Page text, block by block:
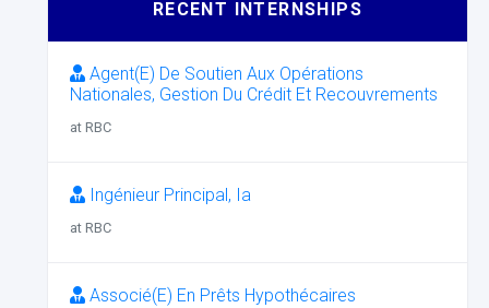
RECENT INTERNSHIPS
Agent(E) De Soutien Aux Opérations
Nationales, Gestion Du Crédit Et Recouvrements
at RBC
Ingénieur Principal, Ia
at RBC
Associé(E) En Prêts Hypothécaires